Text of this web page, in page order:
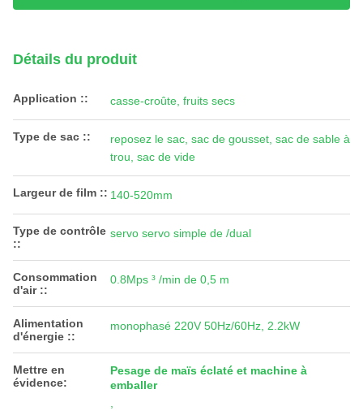
Détails du produit
Application :: casse-croûte, fruits secs
Type de sac ::
reposez le sac, sac de gousset, sac de sable à
trou, sac de vide
Largeur de film :: 140-520mm
Type de contrôle
::
servo servo simple de /dual
Consommation
d'air ::
0.8Mps ³ /min de 0,5 m
Alimentation
d'énergie ::
monophasé 220V 50Hz/60Hz, 2.2kW
Mettre en
évidence:
Pesage de maïs éclaté et machine à
emballer
,